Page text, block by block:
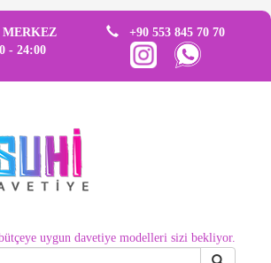
+90 553 845 70 70
- 24:00
uygun davetiye modelleri sizi bekliyor.